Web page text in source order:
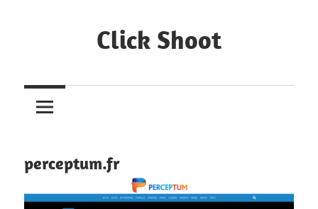
Click Shoot
de
mes
perceptum.fr